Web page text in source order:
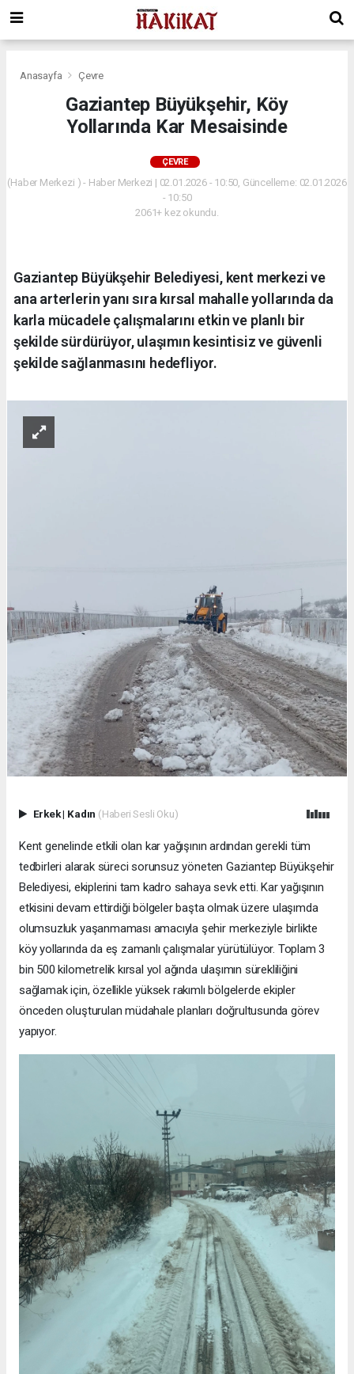
Anasayfa Çevre
Gaziantep Büyükşehir, Köy
Yollarında Kar Mesaisinde
ÇEVRE
(Haber Merkezi ) - Haber Merkezi | 02.01.2026 - 10:50, Güncelleme: 02.01.2026
- 10:50
2061+ kez okundu.
Gaziantep Büyükşehir Belediyesi, kent merkezi ve
ana arterlerin yanı sıra kırsal mahalle yollarında da
karla mücadele çalışmalarını etkin ve planlı bir
şekilde sürdürüyor, ulaşımın kesintisiz ve güvenli
şekilde sağlanmasını hedefliyor.
Erkek| Kadın (Haberi Sesli Oku)
Kent genelinde etkili olan kar yağışının ardından gerekli tüm
tedbirleri alarak süreci sorunsuz yöneten Gaziantep Büyükşehir
Belediyesi, ekiplerini tam kadro sahaya sevk etti. Kar yağışının
etkisini devam ettirdiği bölgeler başta olmak üzere ulaşımda
olumsuzluk yaşanmaması amacıyla şehir merkeziyle birlikte
köy yollarında da eş zamanlı çalışmalar yürütülüyor. Toplam 3
bin 500 kilometrelik kırsal yol ağında ulaşımın sürekliliğini
sağlamak için, özellikle yüksek rakımlı bölgelerde ekipler
önceden oluşturulan müdahale planları doğrultusunda görev
yapıyor.